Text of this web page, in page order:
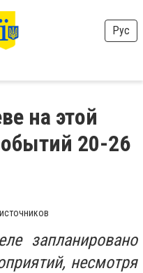
Рус
на этой
20-26
запланировано
несмотря